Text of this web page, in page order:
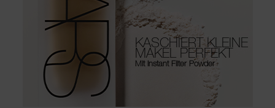
KASCHIERT KLEINE
MAKEL PERFEKT
Mit Instant Filter Powder